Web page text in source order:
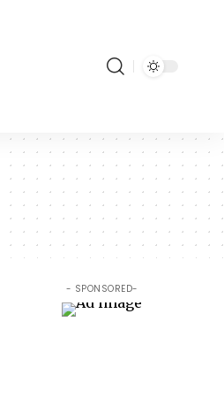
- SPONSORED-